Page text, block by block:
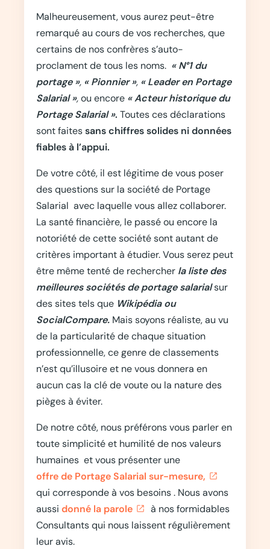
Malheureusement, vous aurez peut-être
remarqué au cours de vos recherches, que
certains de nos confrères s’auto-
proclament de tous les noms. « N°1 du
portage », « Pionnier », « Leader en Portage
Salarial »,ou encore « Acteur historique du
Portage Salarial ». Toutes ces déclarations
sont faitessans chiffres solides ni données
fiables à l’appui.
De votre côté, il est légitime de vous poser
des questions sur la société de Portage
Salarial avec laquelle vous allez collaborer.
La santé financière, le passé ou encore la
notoriété de cette société sont autant de
critères important à étudier. Vous serez peut
être même tenté de rechercher la liste des
meilleures sociétés de portage salarialsur
des sites tels que Wikipédia ou
SocialCompare. Mais soyons réaliste, au vu
de la particularité de chaque situation
professionnelle, ce genre de classements
n’est qu’illusoire et ne vous donnera en
aucun cas la clé de voute ou la nature des
pièges à éviter.
De notre côté, nous préférons vous parler en
toute simplicité et humilité de nos valeurs
humaines et vous présenter une
offre de Portage Salarial sur-mesure,
qui corresponde à vos besoins . Nous avons
aussi donné la parole
à nos formidables
Consultants qui nous laissent régulièrement
leur avis.